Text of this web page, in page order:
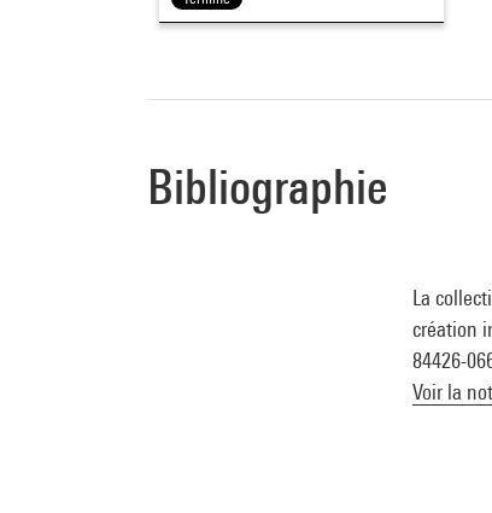
Bibliographie
La
création
84426-
Voir la